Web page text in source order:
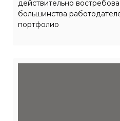
действительно
большинства
портфолио